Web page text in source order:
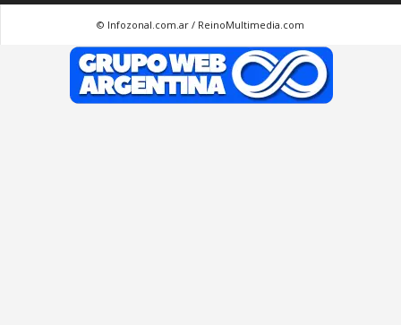
© Infozonal.com.ar / ReinoMultimedia.com